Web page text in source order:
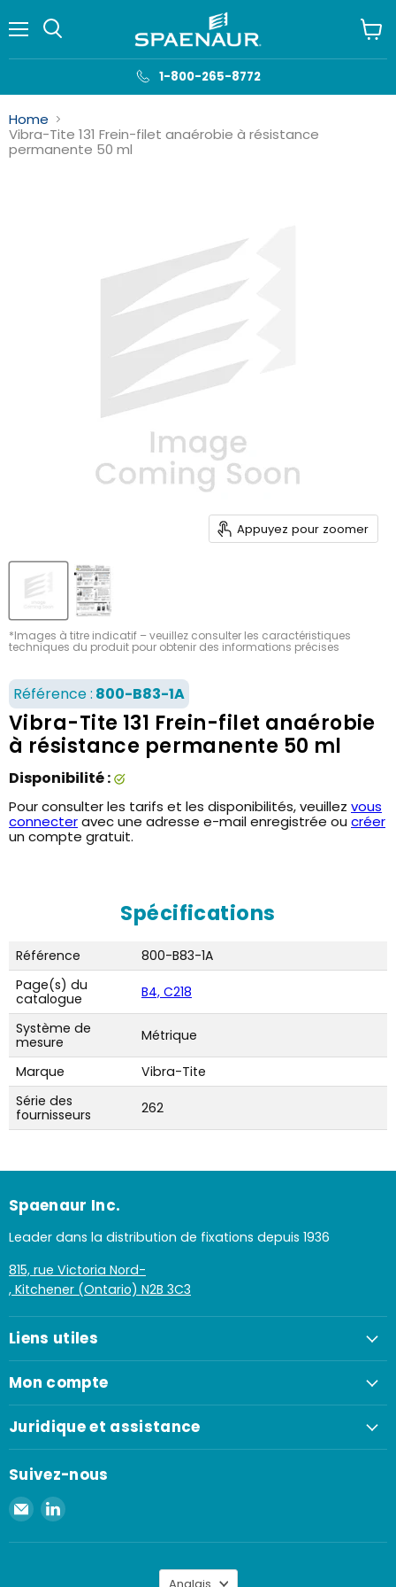
1-800-265-8772
le
Home
Vibra-Tite 131 Frein-filet anaérobie à résistance
permanente 50 ml
Appuyez pour zoomer
*Images à titre indicatif – veuillez consulter les caractéristiques
techniques du produit pour obtenir des informations précises
Référence : 800-B83-1A
Vibra-Tite 131 Frein-filet anaérobie
à résistance permanente 50 ml
Disponibilité :
Pour consulter les tarifs et les disponibilités, veuillez vous
connecteravec une adresse e-mail enregistrée ou créer
un compte gratuit.
Spécifications
Référence
800-B83-1A
Page(s) du
catalogue
B4, C218
Système de
mesure
Métrique
Marque
Vibra-Tite
Série des
fournisseurs
262
Spaenaur Inc.
Leader dans la distribution de fixations depuis 1936
815, rue Victoria Nord-
, Kitchener (Ontario) N2B 3C3
Liens utiles
Mon compte
Juridique et assistance
Suivez-nous
Envoyer
un
e-
Retrouvez-
sur
Anglais